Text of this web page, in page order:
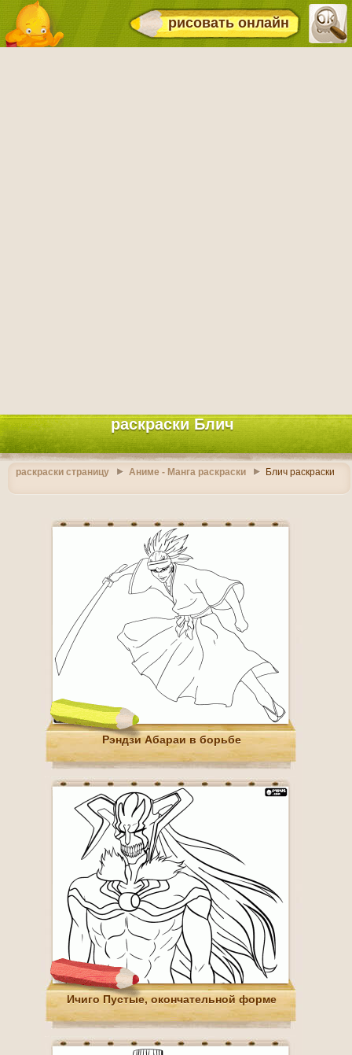
рисовать онлайн
раскраски Блич
раскраски страницу Аниме - Манга раскраски Блич раскраски
Рэндзи Абараи в борьбе
Ичиго Пустые, окончательной форме